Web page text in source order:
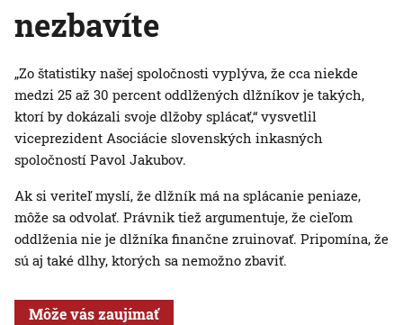
nezbavíte
„Zo štatistiky našej spoločnosti vyplýva, že cca niekde
medzi 25 až 30 percent oddlžených dlžníkov je takých,
ktorí by dokázali svoje dlžoby splácať,“ vysvetlil
viceprezident Asociácie slovenských inkasných
spoločností Pavol Jakubov.
Ak si veriteľ myslí, že dlžník má na splácanie peniaze,
môže sa odvolať. Právnik tiež argumentuje, že cieľom
oddlženia nie je dlžníka finančne zruinovať. Pripomína, že
sú aj také dlhy, ktorých sa nemožno zbaviť.
Môže vás zaujímať